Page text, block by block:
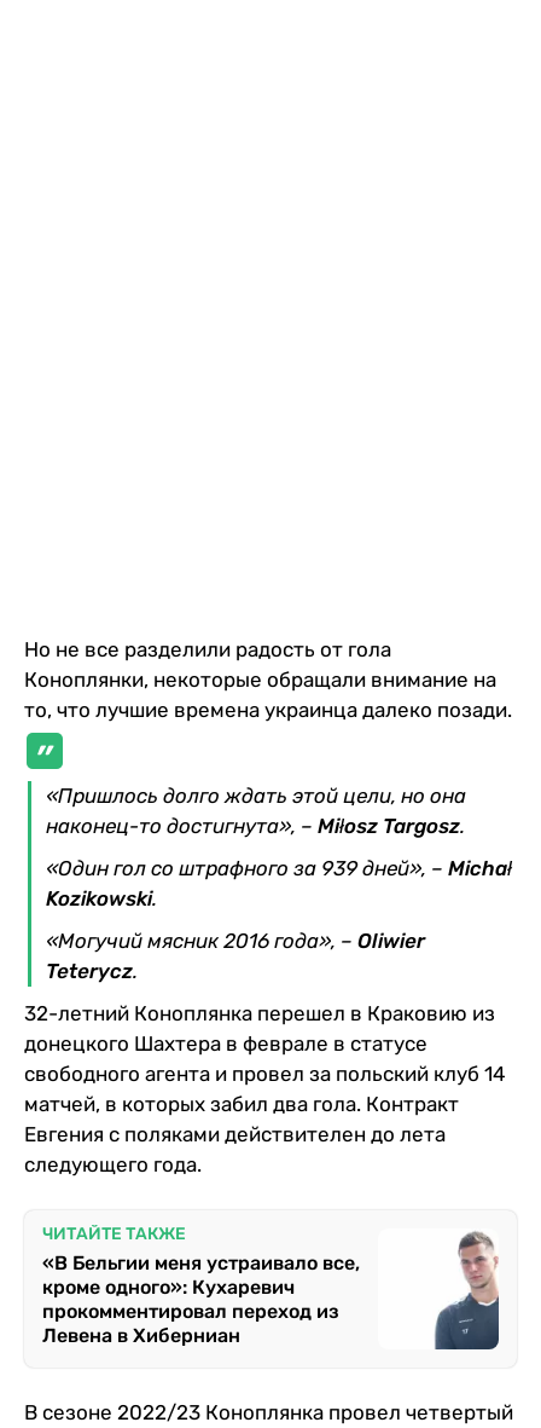
Но не все разделили радость от гола
Коноплянки, некоторые обращали внимание на
то, что лучшие времена украинца далеко позади.
«Пришлось долго ждать этой цели, но она
наконец-то достигнута», – Miłosz Targosz.
«Один гол со штрафного за 939 дней», – Michał
Kozikowski.
«Могучий мясник 2016 года», – Oliwier
Teterycz.
32-летний Коноплянка перешел в Краковию из
донецкого Шахтера в феврале в статусе
свободного агента и провел за польский клуб 14
матчей, в которых забил два гола. Контракт
Евгения с поляками действителен до лета
следующего года.
ЧИТАЙТЕ ТАКЖЕ
«В Бельгии меня устраивало все,
кроме одного»: Кухаревич
прокомментировал переход из
Левена в Хиберниан
В сезоне 2022/23 Коноплянка провел четвертый